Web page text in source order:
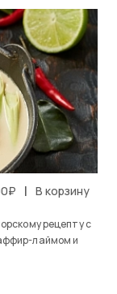
| В корзину
рецепту с
лаймом и